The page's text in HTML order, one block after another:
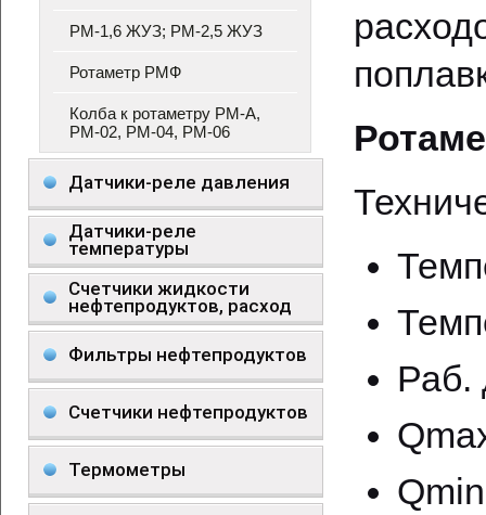
РМ-1,6 ЖУЗ; РМ-2,5 ЖУЗ
Ротаметр РМФ
Колба к ротаметру РМ-А,
РМ-02, РМ-04, РМ-06
Датчики-реле давления
Датчики-реле
температуры
Счетчики жидкости
нефтепродуктов, расход
Фильтры нефтепродуктов
Счетчики нефтепродуктов
Термометры
Раб.